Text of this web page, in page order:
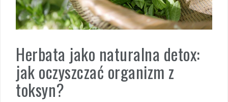
Herbata jako naturalna detox:
jak oczyszczać organizm z
toksyn?